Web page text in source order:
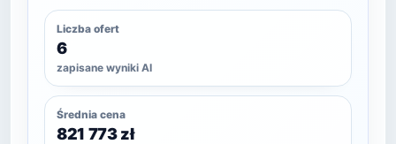
Liczba ofert
6
zapisane wyniki AI
Średnia cena
821 773 zł